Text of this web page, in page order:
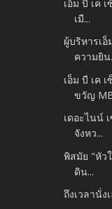
เอ็ม บี เค
เมื...
ผู้บริหารเ
ความยิน
เอ็ม บี เค
ขวัญ
เดอะไนน์
จังหว...
พิสมัย "หัว
ดิน...
ถึงเวลานั่